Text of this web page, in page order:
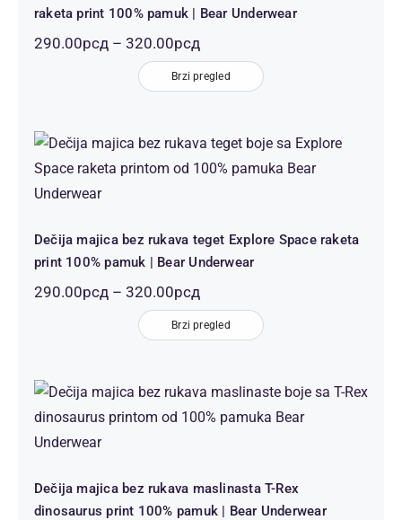
raketa print 100% pamuk | Bear Underwear
290.00рсд – 320.00рсдРаспон
цена:
од
290.00рсд
Brzi pregled
Dečija majica bez rukava teget
Explore Space raketa print 100%
Dečija majica bez rukava teget Explore Space raketa
print 100% pamuk | Bear Underwear
290.00рсд – 320.00рсдРаспон
цена:
од
290.00рсд
Brzi pregled
Dečija majica bez rukava maslinasta
T-Rex dinosaurus print 100%
Dečija majica bez rukava maslinasta T-Rex
dinosaurus print 100% pamuk | Bear Underwear